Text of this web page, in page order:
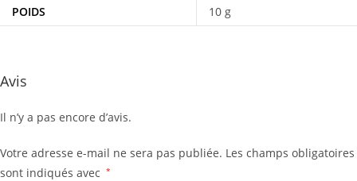
POIDS 10 g
Avis
Il n’y a pas encore d’avis.
Votre adresse e-mail ne sera pas publiée. Les champs obligatoires
sont indiqués avec *